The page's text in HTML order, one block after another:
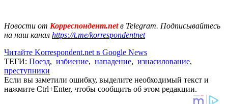
Новости от Корреспондент.netв Telegram. Подписывайтесь
на наш канал https://t.me/korrespondentnet
Читайте Korrespondent.net в Google News
ТЕГИ: Поезд, избиение, нападение, изнасилование,
преступники
Если вы заметили ошибку, выделите необходимый текст и
нажмите Ctrl+Enter, чтобы сообщить об этом редакции.